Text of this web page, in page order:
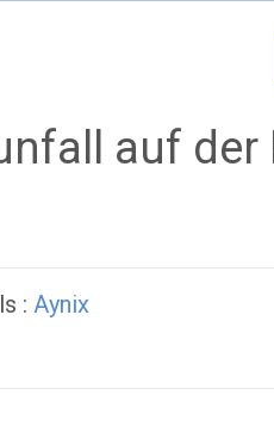
auf der
: Aynix